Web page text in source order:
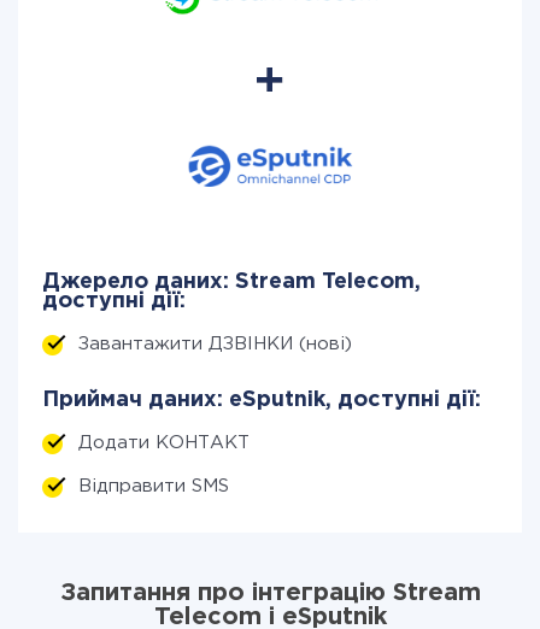
Джерело даних: Stream Telecom,
доступні дії:
Завантажити ДЗВІНКИ (нові)
Приймач даних: eSputnik, доступні дії:
Додати КОНТАКТ
Відправити SMS
Запитання про інтеграцію Stream
Telecom і eSputnik